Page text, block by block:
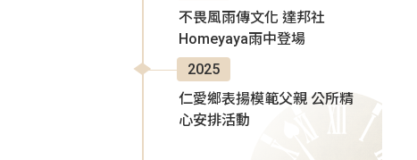
不畏風雨傳文化 達邦社
Homeyaya雨中登場
2025
仁愛鄉表揚模範父親 公所精
心安排活動